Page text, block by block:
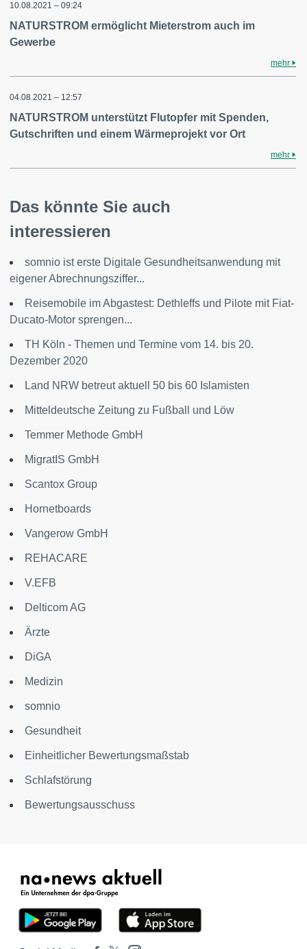
10.08.2021 – 09:24
NATURSTROM ermöglicht Mieterstrom auch im
Gewerbe
mehr
04.08.2021 – 12:57
NATURSTROM unterstützt Flutopfer mit Spenden,
Gutschriften und einem Wärmeprojekt vor Ort
mehr
Das könnte Sie auch
interessieren
somnio ist erste Digitale Gesundheitsanwendung mit
eigener Abrechnungsziffer...
Reisemobile im Abgastest: Dethleffs und Pilote mit Fiat-
Ducato-Motor sprengen...
TH Köln - Themen und Termine vom 14. bis 20.
Dezember 2020
Land NRW betreut aktuell 50 bis 60 Islamisten
Mitteldeutsche Zeitung zu Fußball und Löw
Temmer Methode GmbH
MigratIS GmbH
Scantox Group
Hornetboards
Vangerow GmbH
REHACARE
V.EFB
Delticom AG
Ärzte
DiGA
Medizin
somnio
Gesundheit
Einheitlicher Bewertungsmaßstab
Schlafstörung
Bewertungsausschuss